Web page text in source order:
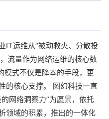
IT运维从“被动救火、分散投
流量作为网络运维的核心数
模式不仅是降本的手段，更
的核心支撑。 图幻科技一直
网络洞察力”为愿景，依托
领域的积累，推出的一体化